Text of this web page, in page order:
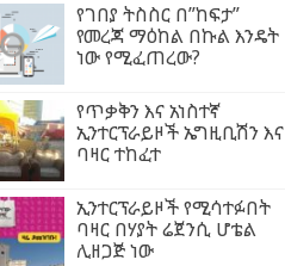
የገበያ ትስስር በ”ከፍታ”
የመረጃ ማዕከል በኩል እንዴት
ነው የሚፈጠረው?
የጥቃቅን እና አነስተኛ
ኢንተርፕራይዞች ኤግዚቢሽን እና
ባዛር ተከፈተ
ኢንተርፕራይዞች የሚሳተፉበት
ባዛር በሃያት ሬጀንሲ ሆቴል
ሊዘጋጅ ነው